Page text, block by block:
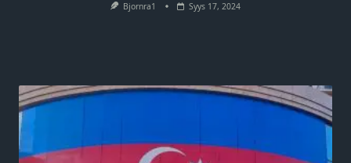
Bjornra1 Syys 17, 2024